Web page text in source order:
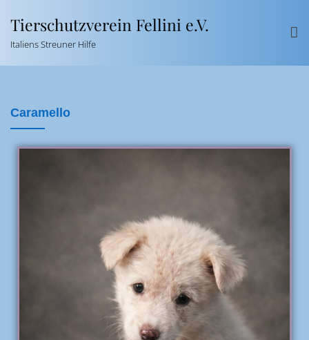
Tierschutzverein Fellini e.V.
Italiens Streuner Hilfe
Caramello